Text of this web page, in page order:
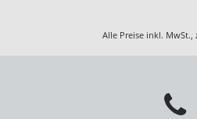
Alle Preise inkl. MwSt.,